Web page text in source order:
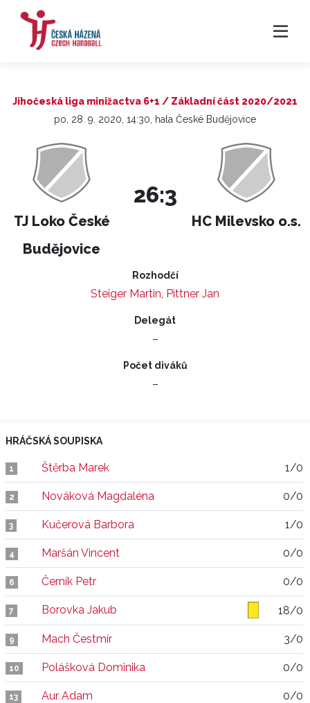
Jihočeská liga minižactva 6+1 / Základní část 2020/2021
po, 28. 9. 2020, 14:30, hala České Budějovice
TJ Loko České
Budějovice
26:3
HC Milevsko o.s.
Rozhodčí
Steiger Martin, Pittner Jan
Delegát
–
Počet diváků
–
HRÁČSKÁ SOUPISKA
1 Štěrba Marek 1/0
2 Nováková Magdaléna 0/0
3 Kučerová Barbora 1/0
4 Maršán Vincent 0/0
6 Černík Petr 0/0
7 Borovka Jakub 18/0
9 Mach Čestmír 3/0
10 Polášková Dominika 0/0
13 Aur Adam 0/0